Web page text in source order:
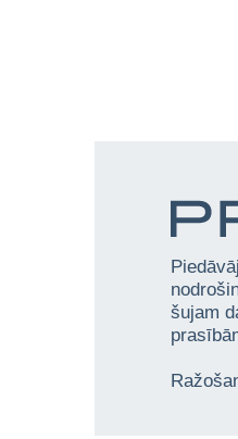
šujam